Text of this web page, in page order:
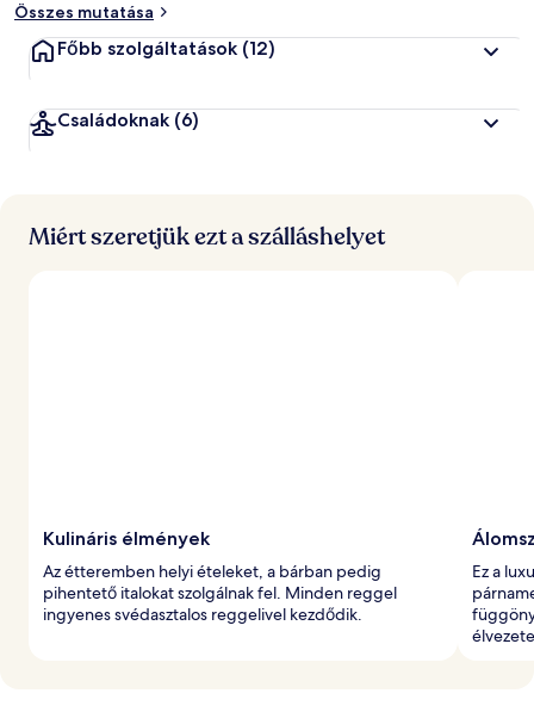
l
e
r
Összes mutatása
Főbb szolgáltatások (12)
Családoknak (6)
Miért szeretjük ezt a szálláshelyet
Kulináris élmények
Az étteremben helyi ételeket, a bárban pedig
pihentető italokat szolgálnak fel. Minden reggel
ingyenes svédasztalos reggelivel kezdődik.
Ez a